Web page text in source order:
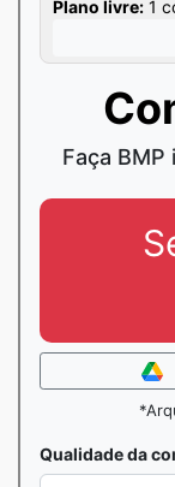
Plano livre: 1
Faça
Qualidade da